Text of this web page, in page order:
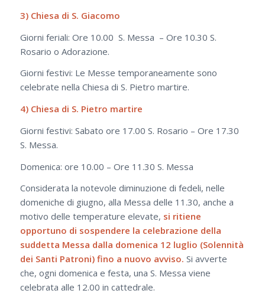
3) Chiesa di S. Giacomo
Giorni feriali: Ore 10.00 S. Messa – Ore 10.30 S.
Rosario o Adorazione.
Giorni festivi: Le Messe temporaneamente sono
celebrate nella Chiesa di S. Pietro martire.
4) Chiesa di S. Pietro martire
Giorni festivi: Sabato ore 17.00 S. Rosario – Ore 17.30
S. Messa.
Domenica: ore 10.00 – Ore 11.30 S. Messa
Considerata la notevole diminuzione di fedeli, nelle
domeniche di giugno, alla Messa delle 11.30, anche a
motivo delle temperature elevate, si ritiene
opportuno di sospendere la celebrazione della
suddetta Messa dalla domenica 12 luglio (Solennità
dei Santi Patroni) fino a nuovo avviso. Si avverte
che, ogni domenica e festa, una S. Messa viene
celebrata alle 12.00 in cattedrale.